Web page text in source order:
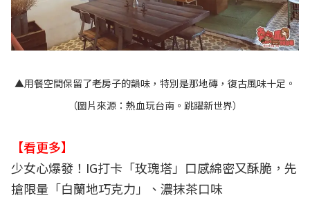
▲用餐空間保留了老房子的韻味，特別是那地磚，復古風味十足。
（圖片來源： 熱血玩台南。跳躍新世界）
【看更多】
少女心爆發！IG打卡「玫瑰塔」口感綿密又酥脆，先
搶限量「白蘭地巧克力」、濃抹茶口味